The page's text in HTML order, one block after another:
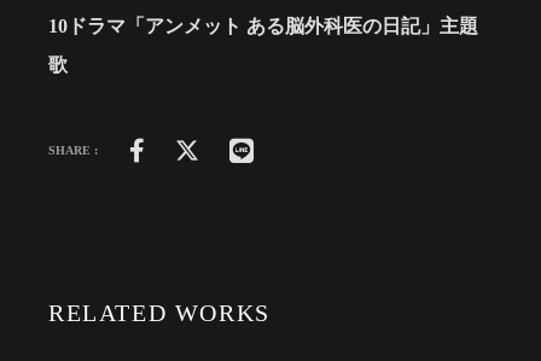
10ドラマ「アンメット ある脳外科医の日記」主題
歌
SHARE :
RELATED WORKS